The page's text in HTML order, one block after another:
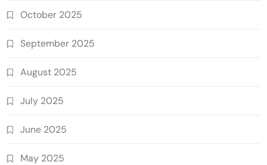
October 2025
September 2025
August 2025
July 2025
June 2025
May 2025